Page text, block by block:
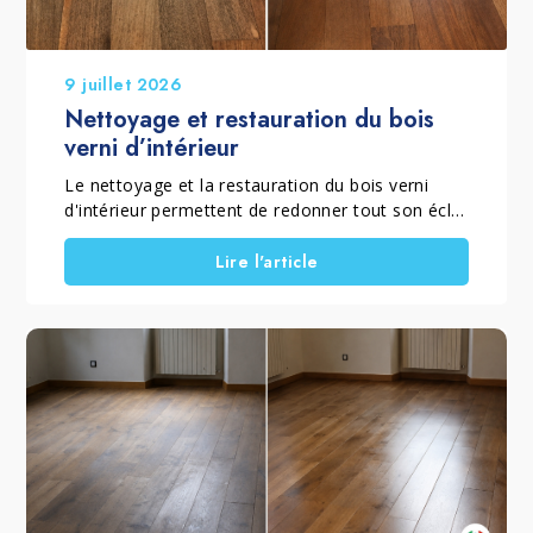
9 juillet 2026
Nettoyage et restauration du bois
verni d’intérieur
Le nettoyage et la restauration du bois verni
d'intérieur permettent de redonner tout son éclat
à un parquet verni mat ou brillant qui a perdu sa
brillance, son homogénéité et sa couleur à cause
de l'usure quotidienne. Lorsque le vernis est
ponçage complet, il est possible de rénover un
parquet sans poncer grâce à un traitement
spécifique qui élimine le grisaillement superficiel,
ravive le bois et restaure la protection de la
finition. Ce traitement convient aussi bien aux
parquets vernis brillants qu'aux parquets vernis
mats, en choisissant le procédé adapté à la
finition d'origine. C'est pourquoi Marbec a
Lire l'article